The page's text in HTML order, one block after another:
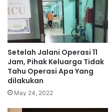
Setelah Jalani Operasi 11
Jam, Pihak Keluarga Tidak
Tahu Operasi Apa Yang
dilakukan
May 24, 2022